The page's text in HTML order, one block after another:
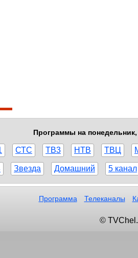
Программы на понедельник,
СТС ТВ3 НТВ ТВЦ
Звезда Домашний 5 канал
Программа Телеканалы
©